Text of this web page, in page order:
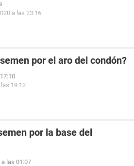
a las 23:16
por el aro del condón?
19:12
por la base del
a las 01:07